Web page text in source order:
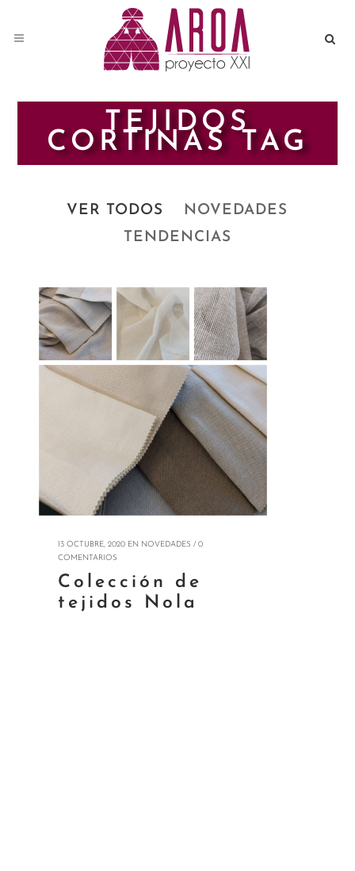
TEJIDOS
CORTINAS TAG
VER TODOS
NOVEDADES
TENDENCIAS
13 OCTUBRE, 2020EN NOVEDADES / 0
COMENTARIOS
Colección de
tejidos Nola